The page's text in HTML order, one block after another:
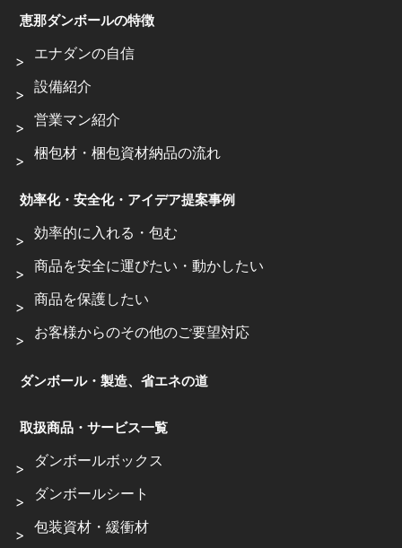
恵那ダンボールの特徴
エナダンの自信
設備紹介
営業マン紹介
梱包材・梱包資材納品の流れ
効率化・安全化・アイデア提案事例
効率的に入れる・包む
商品を安全に運びたい・動かしたい
商品を保護したい
お客様からのその他のご要望対応
ダンボール・製造、省エネの道
取扱商品・サービス一覧
ダンボールボックス
ダンボールシート
包装資材・緩衝材